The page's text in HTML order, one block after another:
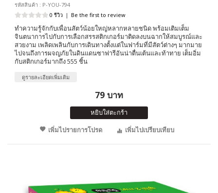
รหัสสินค้า : P-YOU-794
0 รีวิว | Be the first to review
ทำความรู้จักกับเพื่อนสัตว์น้อยใหญ่หลากหลายชนิด พร้อมเติมเต็ม
จินตนาการไปกับการเลือกสรรสติกเกอร์มาติดลงบนฉากให้สมบูรณ์และ
สวยงาม เพลิดเพลินกับการเดินทางตั้งแต่ในฟาร์มที่มีสัตว์ต่างๆ มากมาย
ไปจนถึงการผจญภัยในดินแดนซาฟารีอันน่าตื่นเต้นและท้าทาย เต็มอิ่ม
กับสติกเกอร์มากถึง 555 ชิ้น
ดูรายละเอียดเพิ่มเติม
79 บาท
หยิบใส่ตะกร้า
เพิ่มไปรายการโปรด
เพิ่มไปเปรียบเทียบ